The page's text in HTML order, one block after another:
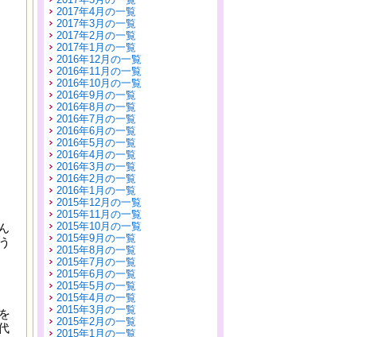
2017年4月の一覧
2017年3月の一覧
2017年2月の一覧
2017年1月の一覧
2016年12月の一覧
2016年11月の一覧
2016年10月の一覧
2016年9月の一覧
2016年8月の一覧
2016年7月の一覧
2016年6月の一覧
2016年5月の一覧
2016年4月の一覧
2016年3月の一覧
2016年2月の一覧
2016年1月の一覧
2015年12月の一覧
2015年11月の一覧
2015年10月の一覧
2015年9月の一覧
2015年8月の一覧
2015年7月の一覧
2015年6月の一覧
2015年5月の一覧
2015年4月の一覧
2015年3月の一覧
2015年2月の一覧
2015年1月の一覧